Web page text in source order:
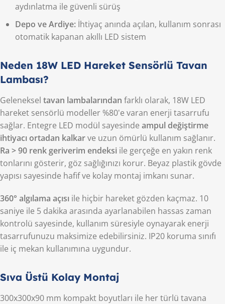
aydınlatma ile güvenli sürüş
Depo ve Ardiye: İhtiyaç anında açılan, kullanım sonrası
otomatik kapanan akıllı LED sistem
Neden 18W LED Hareket Sensörlü Tavan
Lambası?
Geleneksel tavan lambalarından farklı olarak, 18W LED
hareket sensörlü modeller %80'e varan enerji tasarrufu
sağlar. Entegre LED modül sayesinde ampul değiştirme
ihtiyacı ortadan kalkarve uzun ömürlü kullanım sağlanır.
Ra > 90 renk geriverim endeksi ile gerçeğe en yakın renk
tonlarını gösterir, göz sağlığınızı korur. Beyaz plastik gövde
yapısı sayesinde hafif ve kolay montaj imkanı sunar.
360° algılama açısı ile hiçbir hareket gözden kaçmaz. 10
saniye ile 5 dakika arasında ayarlanabilen hassas zaman
kontrolü sayesinde, kullanım süresiyle oynayarak enerji
tasarrufunuzu maksimize edebilirsiniz. IP20 koruma sınıfı
ile iç mekan kullanımına uygundur.
Sıva Üstü Kolay Montaj
300x300x90 mm kompakt boyutları ile her türlü tavana